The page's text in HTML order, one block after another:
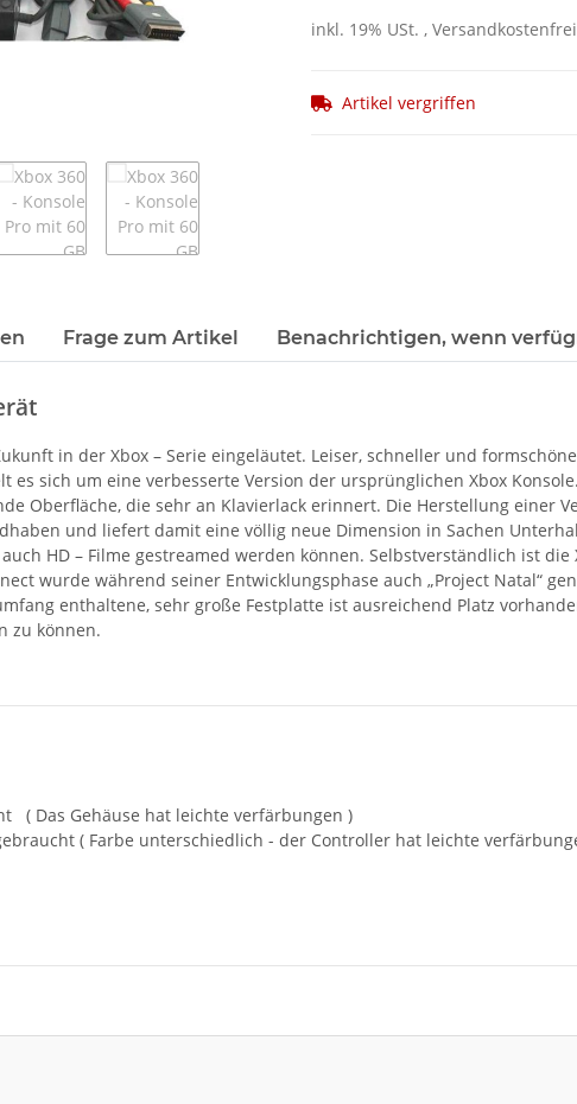
inkl. 19% USt. ,
Artikel vergriffen
Frage zum Artikel Benachrichtigen, wenn
in der Xbox – Serie eingeläutet. Leiser, schneller und
es sich um eine verbesserte Version der ursprünglichen Xbox
Oberfläche, die sehr an Klavierlack erinnert. Die Herstellung einer
und liefert damit eine völlig neue Dimension in Sachen
HD – Filme gestreamed werden können. Selbstverständlich ist
wurde während seiner Entwicklungsphase auch „Project Natal“
enthaltene, sehr große Festplatte ist ausreichend Platz
zu können.
( Das Gehäuse hat leichte verfärbungen )
( Farbe unterschiedlich - der Controller hat leichte